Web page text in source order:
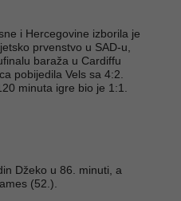
i Hercegovine izborila je
prvenstvo u SAD-u,
baraža u Cardiffu
pobijedila Vels sa 4:2.
minuta igre bio je 1:1.
Džeko u 86. minuti, a
(52.).